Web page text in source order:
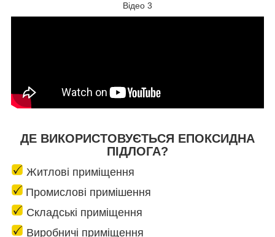
Відео 3
ДЕ ВИКОРИСТОВУЄТЬСЯ ЕПОКСИДНА
ПІДЛОГА?
Житлові приміщення
Промислові примішення
Складські приміщення
Виробничі приміщення